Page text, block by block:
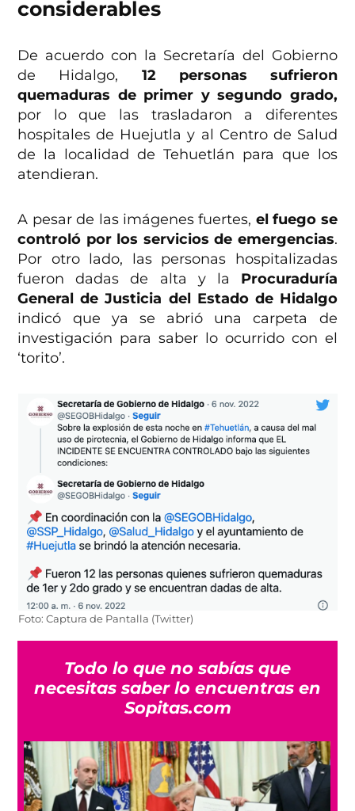
considerables
De acuerdo con la Secretaría del Gobierno
de Hidalgo, 12 personas sufrieron
quemaduras de primer y segundo grado,
por lo que las trasladaron a diferentes
hospitales de Huejutla y al Centro de Salud
de la localidad de Tehuetlán para que los
atendieran.
A pesar de las imágenes fuertes, el fuego se
controló por los servicios de emergencias.
Por otro lado, las personas hospitalizadas
fueron dadas de alta y la Procuraduría
General de Justicia del Estado de Hidalgo
indicó que ya se abrió una carpeta de
investigación para saber lo ocurrido con el
‘torito’.
Foto: Captura de Pantalla (Twitter)
Todo lo que no sabías que
necesitas saber lo encuentras en
Sopitas.com